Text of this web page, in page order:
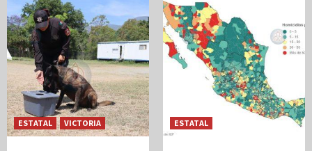
ESTATAL VICTORIA ESTATAL